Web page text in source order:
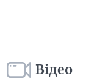
Відео